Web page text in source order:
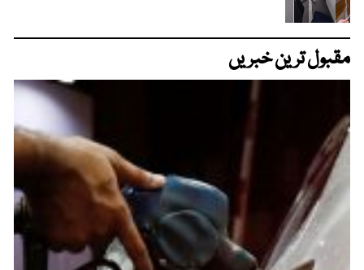
مقبول ترین خبریں